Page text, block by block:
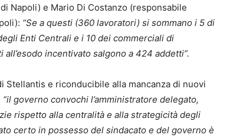
Napoli) e Mario Di Costanzo (responsabile
“Se a questi (360 lavoratori) si sommano i 5 di
Enti Centrali e i 10 dei commerciali di
incentivato salgono a 424 addetti”.
Stellantis e riconducibile alla mancanza di nuovi
“il governo convochi l’amministratore delegato,
rispetto alla centralità e alla strategicità degli
certo in possesso del sindacato e del governo è